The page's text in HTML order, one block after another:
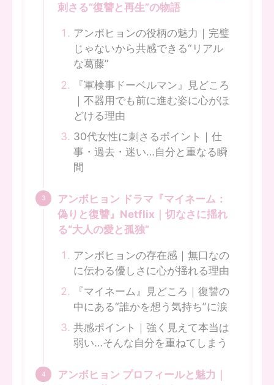
刺さる“復讐と再生”の物語
アンボヒョンの役柄の魅力｜完璧
じゃないから共感できる“リアル
な葛藤”
『軍検事ドーベルマン』見どころ
｜不器用でも前に進む姿に心がほ
どける理由
30代女性に刺さるポイント｜仕
事・過去・迷い…自分と重なる瞬
間
アンボヒョン ドラマ『マイネーム：
偽りと復讐』Netflix｜切なさに揺れ
る“大人の愛と孤独”
アンボヒョンの存在感｜無口なの
に伝わる優しさに心が揺れる理由
『マイネーム』見どころ｜復讐の
中にある“誰かを想う気持ち”に涙
共感ポイント｜強く見えて本当は
弱い…そんな自分を重ねてしまう
アンボヒョン プロフィールと魅力｜